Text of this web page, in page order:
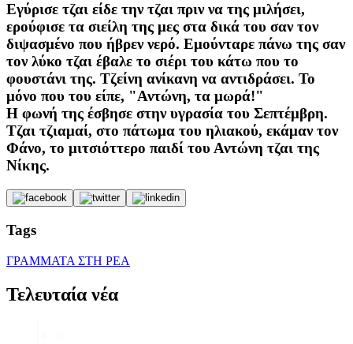
Εγύρισε τζαι είδε την τζαι πριν να της μιλήσει,
ερούφισε τα σιείλη της μες στα δικά του σαν τον
διψασμένο που ήβρεν νερό. Εμούνταρε πάνω της σαν
τον λύκο τζαι έβαλε το σιέρι του κάτω που το
φουστάνι της. Τζείνη ανίκανη να αντιδράσει. Το
μόνο που του είπε, "Αντώνη, τα μωρά!"
Η φωνή της έσβησε στην υγρασία του Σεπτέμβρη.
Τζαι τζιαμαί, στο πάτωμα του ηλιακού, εκάμαν τον
Φάνο, το μιτσιόττερο παιδί του Αντώνη τζαι της
Νίκης.
Tags
ΓΡΑΜΜΑΤΑ ΣΤΗ ΡΕΑ
Τελευταία νέα